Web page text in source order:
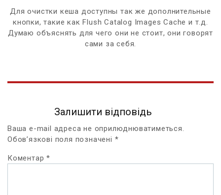
Для очистки кеша доступны так же дополнительные
кнопки, такие как Flush Catalog Images Cache и т.д.
Думаю объяснять для чего они не стоит, они говорят
сами за себя.
Залишити відповідь
Ваша e-mail адреса не оприлюднюватиметься.
Обов’язкові поля позначені *
Коментар*